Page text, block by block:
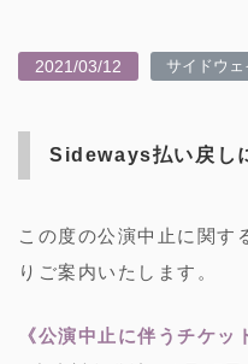
2021/03/12 サイドウェ
Sideways払い戻し
この度の公演中止に関す
りご案内いたします。
《公演中止に伴うチケッ